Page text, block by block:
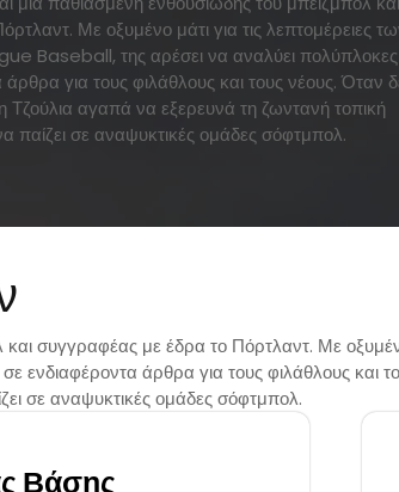
Με οξυμένο μάτι για τις λεπτομέρειες
Baseball, της αρέσει να αναλύει πολύπλοκες
άρθρα για τους φιλάθλους και τους νέους. Όταν
Τζούλια αγαπά να εξερευνά τη ζωντανή τοπική
παίζει σε αναψυκτικές ομάδες σόφτμπολ.
συγγραφέας με έδρα το Πόρτλαντ. Με
άρθρα για τους φιλάθλους και
σε αναψυκτικές ομάδες σόφτμπολ.
Βάσης